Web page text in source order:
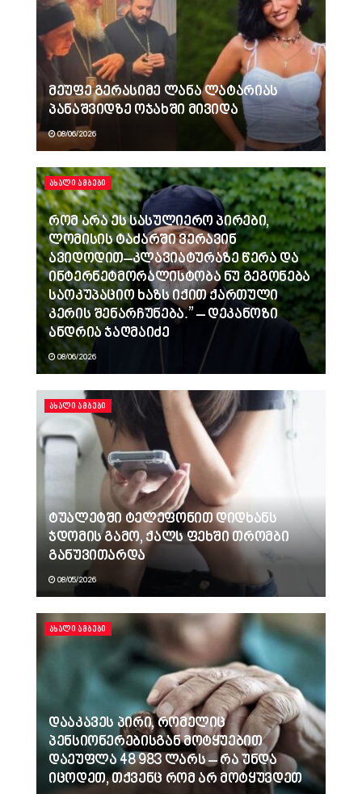
მეუფე გერასიმე ლანა ლატარიას
პანაშვიდზე ოჯახში მივიდა
08/06/2026
ᲐᲮᲐᲚᲘ ᲐᲛᲑᲔᲑᲘ
რომ არა ეს სასულიერო პირები,
ლომისის ტაძარში ვერავინ
ავიდოდით–კლავიატურაზე წერა და
ინტერნეტმორალისტობა ნუ გეგონება
საოკუპაციო ხაზს იქით ქართული
კერის შენარჩუნება.” – დეკანოზი
ანდრია ჯაღმაიძე
08/06/2026
ᲐᲮᲐᲚᲘ ᲐᲛᲑᲔᲑᲘ
ტუალეტში ტელეფონით დიდხანს
ჯდომის გამო, ქალს ფეხში თრომბი
განუვითარდა
08/05/2026
ᲐᲮᲐᲚᲘ ᲐᲛᲑᲔᲑᲘ
დააკავეს პირი, რომელიც
პენსიონერებისგან მოტყუებით
დაეუფლა 48 983 ლარს – რა უნდა
იცოდეთ, თქვენც რომ არ მოტყუვდეთ